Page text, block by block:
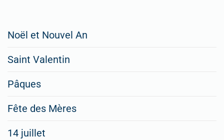
Noël et Nouvel An
Saint Valentin
Pâques
Fête des Mères
14 juillet